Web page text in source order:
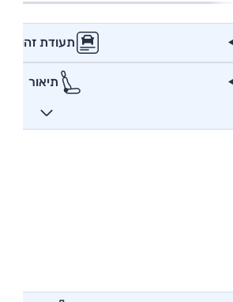
תעודת זהות
תיאור